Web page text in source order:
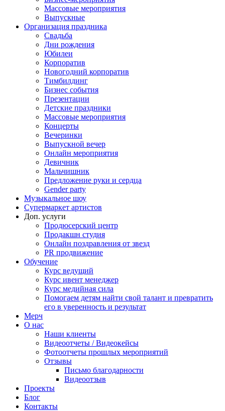
Массовые мероприятия
Выпускные
Организация праздника
Свадьба
Дни рождения
Юбилеи
Корпоратив
Новогодний корпоратив
Тимбилдинг
Бизнес события
Презентации
Детские праздники
Массовые мероприятия
Концерты
Вечеринки
Выпускной вечер
Онлайн мероприятия
Девичник
Мальчишник
Предложение руки и сердца
Gender party
Музыкальное шоу
Супермаркет артистов
Доп. услуги
Продюсерский центр
Продакшн студия
Онлайн поздравления от звезд
PR продвижение
Обучение
Курс ведущий
Курс ивент менеджер
Курс медийная сила
Помогаем детям найти свой талант и превратить
его в уверенность и результат
Мерч
О нас
Наши клиенты
Видеоотчеты / Видеокейсы
Фотоотчеты прошлых мероприятий
Отзывы
Письмо благодарности
Видеоотзыв
Проекты
Блог
Контакты